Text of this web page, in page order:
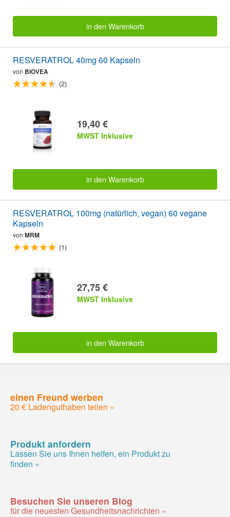
in den Warenkorb
RESVERATROL 40mg 60 Kapseln
von BIOVEA
(2)
19,40 €
MWST Inklusive
in den Warenkorb
RESVERATROL 100mg (natürlich, vegan) 60 vegane
Kapseln
von MRM
(1)
27,75 €
MWST Inklusive
in den Warenkorb
einen Freund werben
20 € Ladenguthaben teilen »
Produkt anfordern
Lassen Sie uns Ihnen helfen, ein Produkt zu
finden »
Besuchen Sie unseren Blog
für die neuesten Gesundheitsnachrichten »